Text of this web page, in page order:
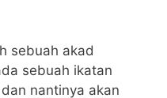
sebuah akad
sebuah ikatan
nantinya akan